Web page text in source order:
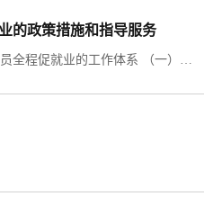
的政策措施和指导服务